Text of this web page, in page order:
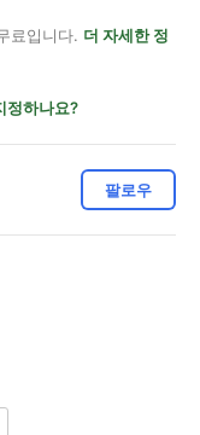
료입니다. 더 자세한 정
정하나요?
팔로우